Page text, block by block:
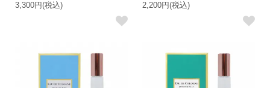
3,300円(税込)
2,200円(税込)